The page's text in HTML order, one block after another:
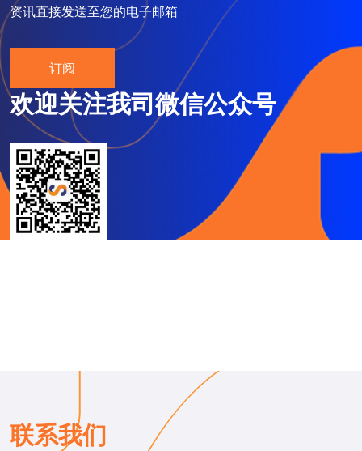
资讯直接发送至您的电子邮箱
订阅
欢迎关注我司微信公众号
联系我们